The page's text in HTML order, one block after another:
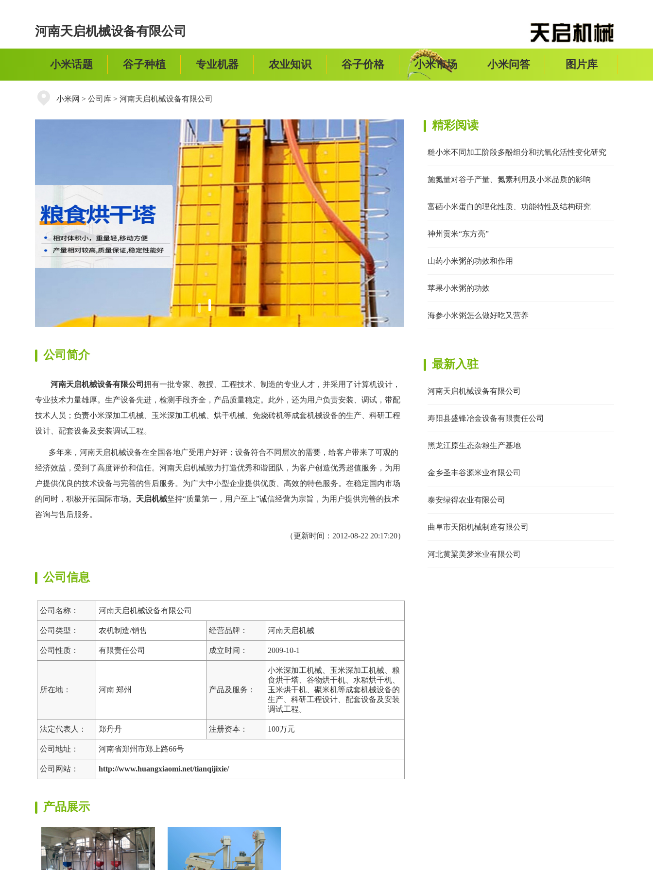
河南天启机械设备有限公司
小米话题 谷子种植 专业机器 农业知识 谷子价格 小米市场 小米问答 图片库
小米网 > 公司库 > 河南天启机械设备有限公司
公司简介
河南天启机械设备有限公司 拥有一批专家、教授、工程技术、制造的专业人才，并采用了计算机设计，
专业技术力量雄厚。生产设备先进，检测手段齐全，产品质量稳定。此外，还为用户负责安装、调试，带配
技术人员；负责小米深加工机械、玉米深加工机械、烘干机械、免烧砖机等成套机械设备的生产、科研工程
设计、配套设备及安装调试工程。
多年来，河南天启机械设备在全国各地广受用户好评；设备符合不同层次的需要，给客户带来了可观的
经济效益，受到了高度评价和信任。河南天启机械致力打造优秀和谐团队，为客户创造优秀超值服务，为用
户提供优良的技术设备与完善的售后服务。为广大中小型企业提供优质、高效的特色服务。在稳定国内市场
的同时，积极开拓国际市场。 天启机械坚持“质量第一，用户至上”诚信经营为宗旨，为用户提供完善的技术
咨询与售后服务。
（更新时间：2012-08-22 20:17:20）
公司信息
公司名称： 河南天启机械设备有限公司
公司类型： 农机制造/销售 经营品牌： 河南天启机械
公司性质： 有限责任公司 成立时间： 2009-10-1
所在地： 河南 郑州 产品及服务：
小米深加工机械、玉米深加工机械、粮
食烘干塔、谷物烘干机、水稻烘干机、
玉米烘干机、碾米机等成套机械设备的
生产、科研工程设计、配套设备及安装
调试工程。
法定代表人： 郑丹丹 注册资本： 100万元
公司地址： 河南省郑州市郑上路66号
公司网站： http://www.huangxiaomi.net/tianqijixie/
产品展示
精彩阅读
糙小米不同加工阶段多酚组分和抗氧化活性变化研究
施氮量对谷子产量、氮素利用及小米品质的影响
富硒小米蛋白的理化性质、功能特性及结构研究
神州贡米“东方亮”
山药小米粥的功效和作用
苹果小米粥的功效
海参小米粥怎么做好吃又营养
最新入驻
河南天启机械设备有限公司
寿阳县盛锋冶金设备有限责任公司
黑龙江原生态杂粮生产基地
金乡圣丰谷源米业有限公司
泰安绿得农业有限公司
曲阜市天阳机械制造有限公司
河北黄粱美梦米业有限公司